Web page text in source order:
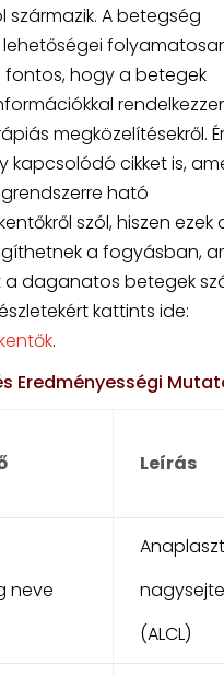
származik. A betegség
lehetőségei
fontos, hogy a betegek
megközelítésekről.
kapcsolódó cikket is,
ható
szól, hiszen ezek
a fogyásban,
daganatos betegek
kattints ide:
.
Eredményességi
Leírás
neve
(ALCL)